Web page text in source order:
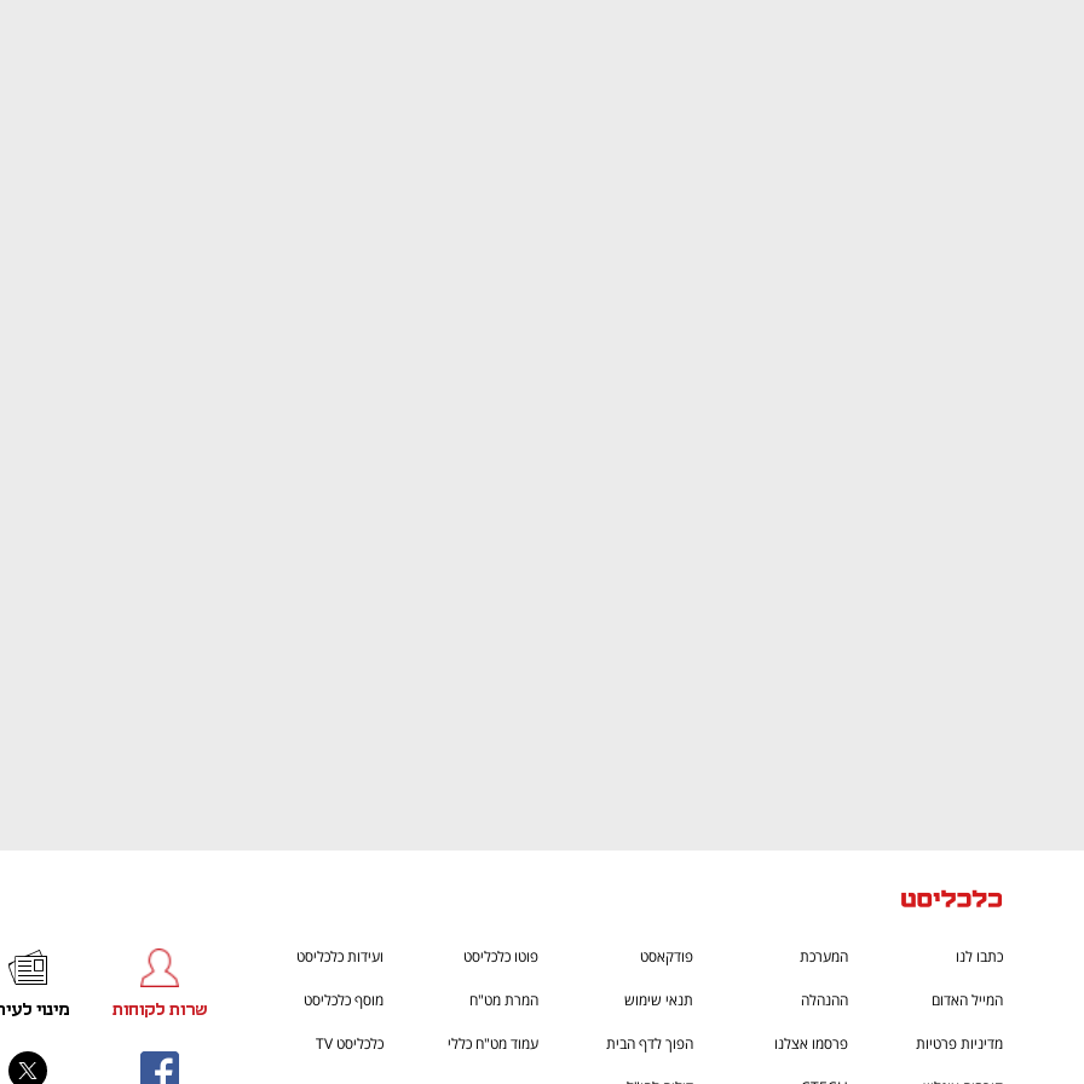
כתבו לנו המערכת פודקאסט פוטו כלכליסט ועידות כלכליסט
המייל האדום ההנהלה תנאי שימוש המרת מט"ח מוסף כלכליסט
מדיניות פרטיות פרסמו אצלנו הפוך לדף הבית עמוד מט"ח כללי כלכליסט TV
שרות לקוחות מינוי